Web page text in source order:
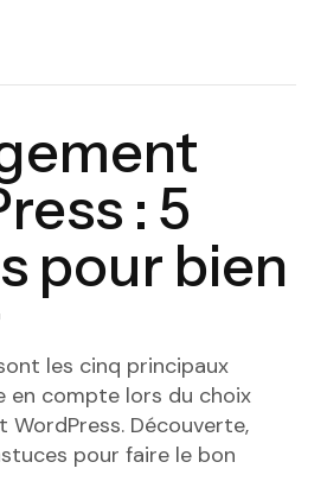
: 5
pour bien
les cinq principaux
en compte lors du choix
WordPress. Découverte,
pour faire le bon